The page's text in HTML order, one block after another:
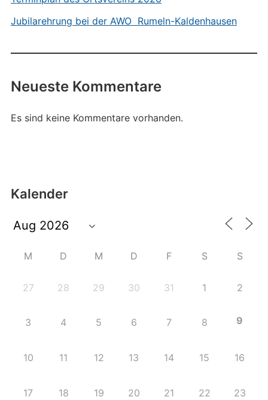
Jubilarehrung bei der AWO Rumeln-Kaldenhausen
Neueste Kommentare
Es sind keine Kommentare vorhanden.
Kalender
M D M D F S S
27 28 29 30 31 1 2
3 4 5 6 7 8 9
10 11 12 13 14 15 16
17 18 19 20 21 22 23